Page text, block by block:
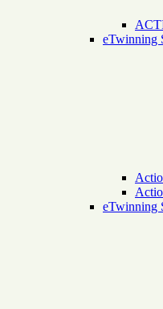
eTwinning
eTwinning